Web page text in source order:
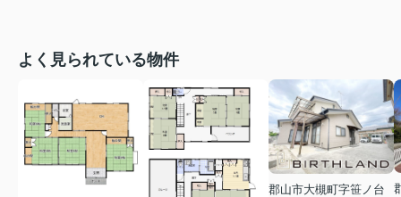
よく見られている物件
郡山市大槻町字笹ノ台